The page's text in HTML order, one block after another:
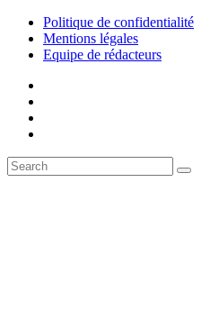
Politique de confidentialité
Mentions légales
Equipe de rédacteurs